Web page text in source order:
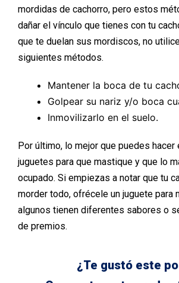
mordidas de cachorro, pero estos
dañar el vínculo que tienes con tu
que te duelan sus mordiscos, no
siguientes métodos.
Mantener la boca de tu
Golpear su nariz y/o boca
Inmovilizarlo en el suelo.
Por último, lo mejor que puedes hacer
juguetes para que mastique y que lo
ocupado. Si empiezas a notar que tu
morder todo, ofrécele un juguete para
algunos tienen diferentes sabores o
de premios.
¿Te gustó este